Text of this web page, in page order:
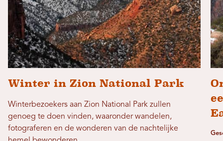
Winter in Zion National Park
Winterbezoekers aan Zion National Park zullen
genoeg te doen vinden, waaronder wandelen,
fotograferen en de wonderen van de nachtelijke